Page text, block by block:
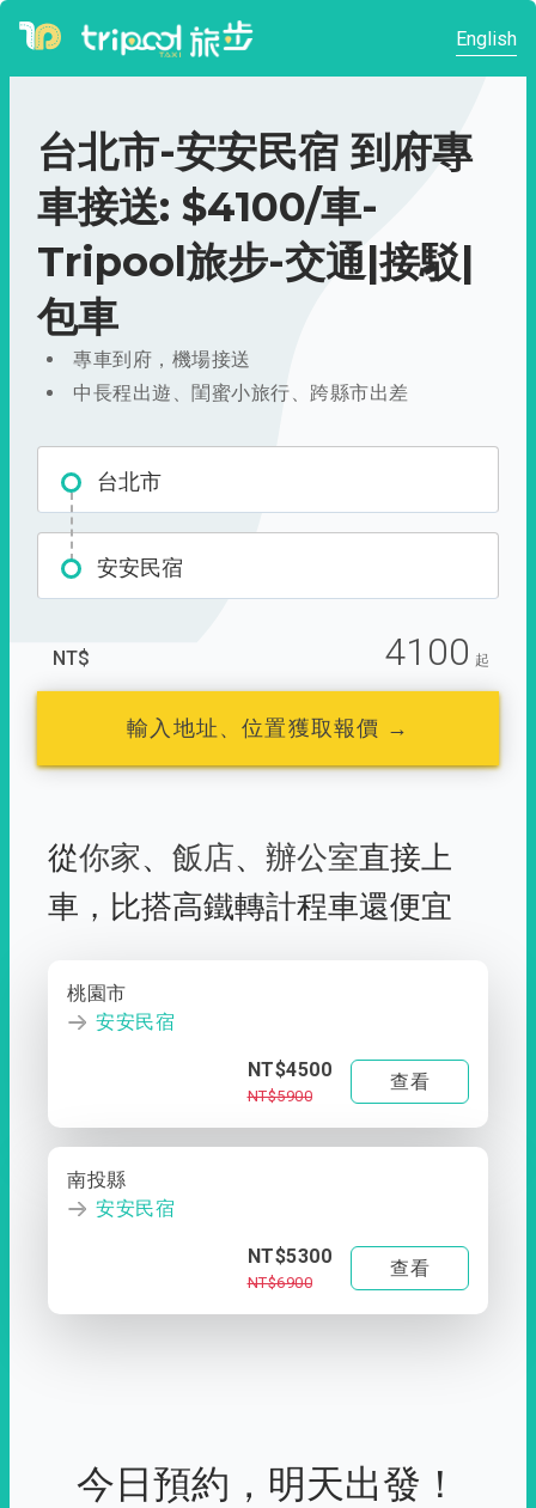
English
台北市-安安民宿 到府專
車接送: $4100/車-
Tripool旅步-交通|接駁|
包車
專車到府，機場接送
中長程出遊、閨蜜小旅行、跨縣市出差
台北市
安安民宿
NT$ 4100 起
輸入地址、位置獲取報價 →
從你家、 飯店、 辦公室直接上
車， 比搭高鐵轉計程車還便宜
桃園市
安安民宿
NT$4500
NT$5900
查看
南投縣
安安民宿
NT$5300
NT$6900
查看
今日預約，明天出發！